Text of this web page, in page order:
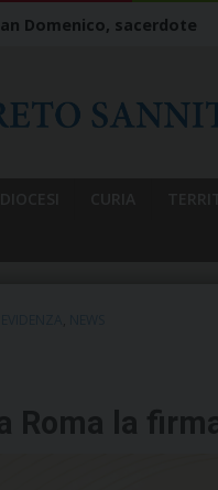
Domenico, sacerdote
Roma la